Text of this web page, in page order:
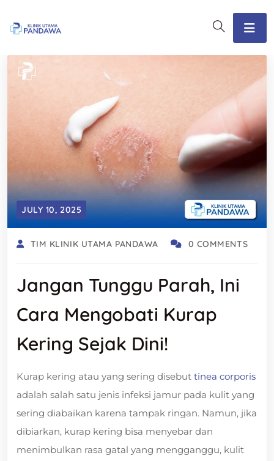
JULY 10, 2025
TIM KLINIK UTAMA PANDAWA 0 COMMENTS
Jangan Tunggu Parah, Ini
Cara Mengobati Kurap
Kering Sejak Dini!
Kurap kering atau yang sering disebut tinea corporis
adalah salah satu jenis infeksi jamur pada kulit yang
sering diabaikan karena tampak ringan. Namun, jika
dibiarkan, kurap kering bisa menyebar dan
menimbulkan rasa gatal yang mengganggu, kulit